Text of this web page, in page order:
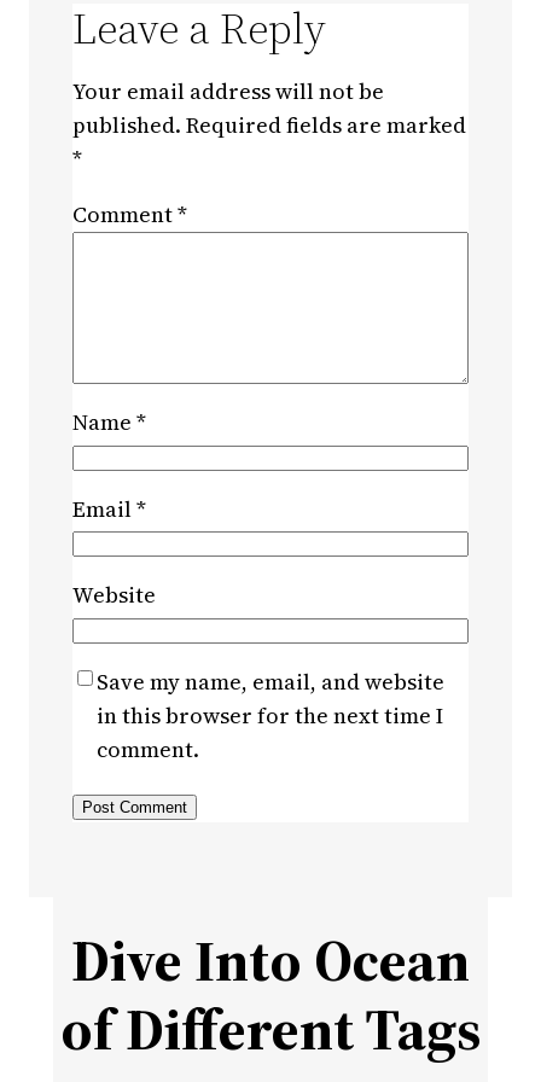
Leave a Reply
Your email address will not be
published. Required fields are marked
*
Comment*
Name *
Email*
Website
Save my name, email, and website
in this browser for the next time I
comment.
Dive Into Ocean
of Different Tags